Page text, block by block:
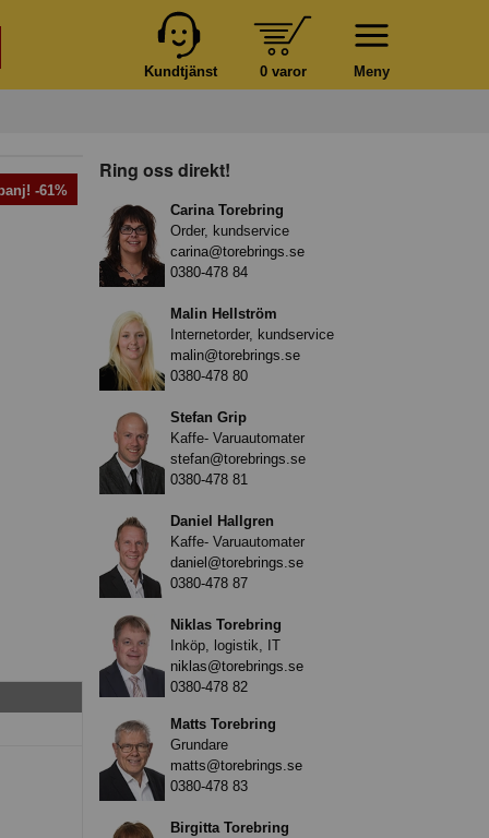
Meny
0 varor
Kundtjänst
-61%
Ring oss direkt!
Carina Torebring
Order, kundservice
carina@torebrings.se
0380-478 84
Malin Hellström
Internetorder, kundservice
malin@torebrings.se
0380-478 80
Stefan Grip
Kaffe- Varuautomater
stefan@torebrings.se
0380-478 81
Daniel Hallgren
Kaffe- Varuautomater
daniel@torebrings.se
0380-478 87
Niklas Torebring
Inköp, logistik, IT
niklas@torebrings.se
0380-478 82
Matts Torebring
Grundare
matts@torebrings.se
0380-478 83
Birgitta Torebring